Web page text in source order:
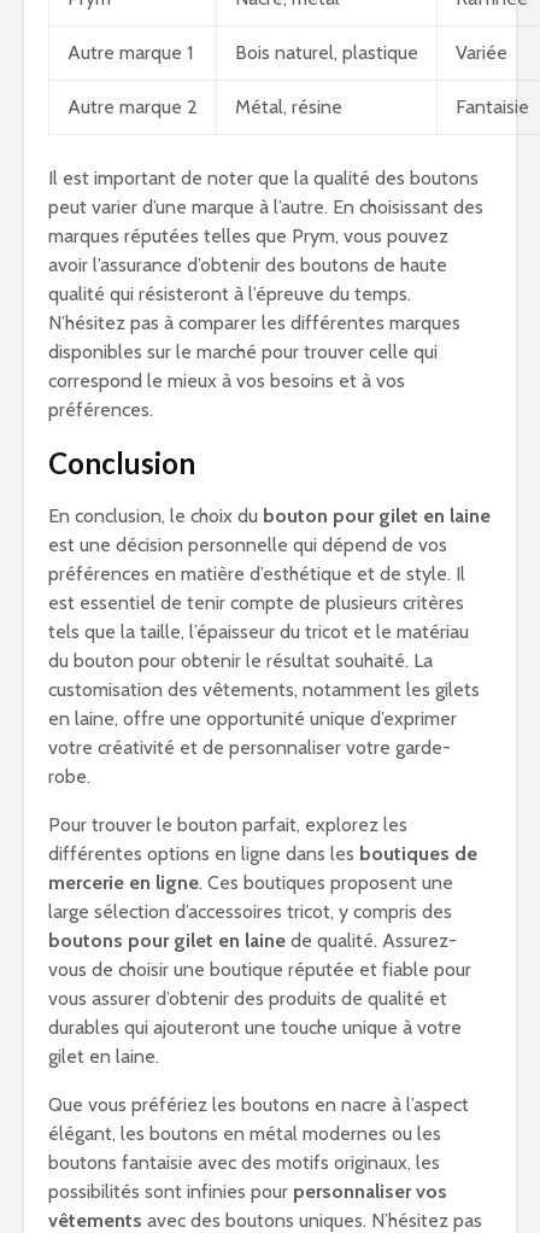
Autre marque 1 Bois naturel, plastique Variée
Autre marque 2 Métal, résine Fantaisie
Il est important de noter que la qualité des boutons
peut varier d’une marque à l’autre. En choisissant des
marques réputées telles que Prym, vous pouvez
avoir l’assurance d’obtenir des boutons de haute
qualité qui résisteront à l’épreuve du temps.
N’hésitez pas à comparer les différentes marques
disponibles sur le marché pour trouver celle qui
correspond le mieux à vos besoins et à vos
préférences.
Conclusion
En conclusion, le choix du bouton pour gilet en laine
est une décision personnelle qui dépend de vos
préférences en matière d’esthétique et de style. Il
est essentiel de tenir compte de plusieurs critères
tels que la taille, l’épaisseur du tricot et le matériau
du bouton pour obtenir le résultat souhaité. La
customisation des vêtements, notamment les gilets
en laine, offre une opportunité unique d’exprimer
votre créativité et de personnaliser votre garde-
robe.
Pour trouver le bouton parfait, explorez les
différentes options en ligne dans les boutiques de
mercerie en ligne. Ces boutiques proposent une
large sélection d’accessoires tricot, y compris des
boutons pour gilet en laine de qualité. Assurez-
vous de choisir une boutique réputée et fiable pour
vous assurer d’obtenir des produits de qualité et
durables qui ajouteront une touche unique à votre
gilet en laine.
Que vous préfériez les boutons en nacre à l’aspect
élégant, les boutons en métal modernes ou les
boutons fantaisie avec des motifs originaux, les
possibilités sont infinies pour personnaliser vos
vêtements avec des boutons uniques. N’hésitez pas